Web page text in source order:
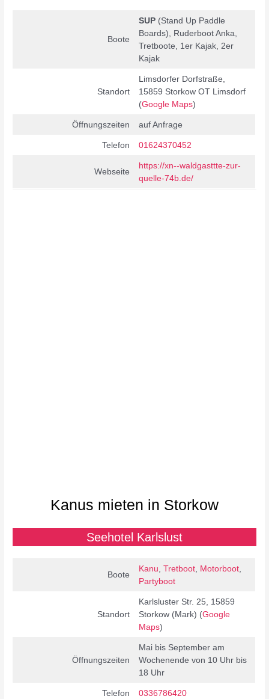
Boote
SUP(Stand Up Paddle
Boards), Ruderboot Anka,
Tretboote, 1er Kajak, 2er
Kajak
Standort
Limsdorfer Dorfstraße,
15859 Storkow OT Limsdorf
(Google Maps)
Öffnungszeiten auf Anfrage
Telefon 01624370452
Webseite
https://xn--waldgasttte-zur-
quelle-74b.de/
Kanus mieten in Storkow
Seehotel Karlslust
Boote
Kanu, Tretboot, Motorboot,
Partyboot
Standort
Karlsluster Str. 25, 15859
Storkow (Mark) (Google
Maps)
Öffnungszeiten
Mai bis September am
Wochenende von 10 Uhr bis
18 Uhr
Telefon 0336786420